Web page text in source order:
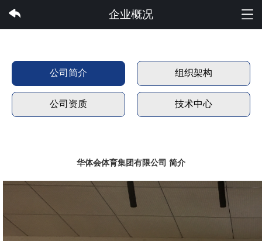
华体会体育集团有限公司
企业概况
公司简介 组织架构
公司资质 技术中心
华体会体育集团有限公司 简介